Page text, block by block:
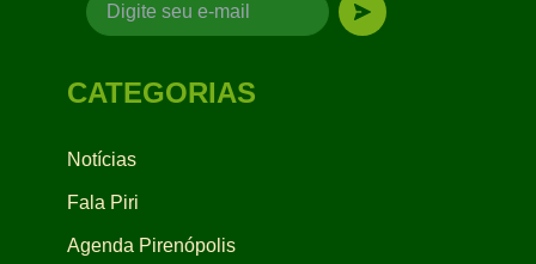
CATEGORIAS
Notícias
Fala Piri
Agenda Pirenópolis